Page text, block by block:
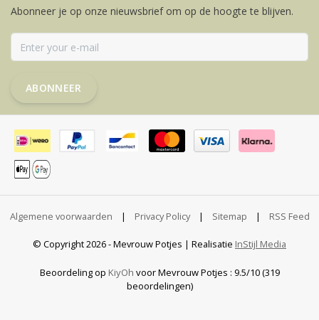
Abonneer je op onze nieuwsbrief om op de hoogte te blijven.
ABONNEER
Algemene voorwaarden | Privacy Policy | Sitemap | RSS Feed
© Copyright 2026 - Mevrouw Potjes | Realisatie InStijl Media
Beoordeling op KiyOh voor Mevrouw Potjes : 9.5/10 (319
beoordelingen)